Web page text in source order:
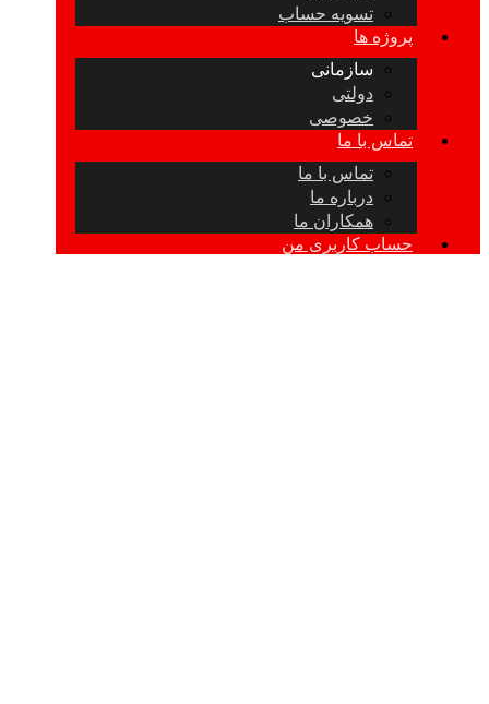
تسویه حساب
پروژه ها
سازمانی
دولتی
خصوصی
تماس با ما
تماس با ما
درباره ما
همکاران ما
حساب کاربری من